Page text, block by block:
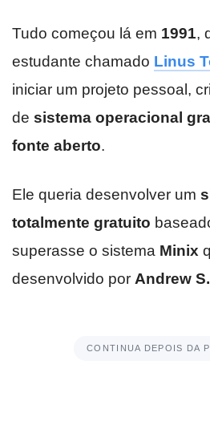
Tudo começou lá em 1991,
estudante chamado Linus
iniciar um projeto pessoal,
de sistema operacional
fonte aberto.
Ele queria desenvolver um
totalmente gratuito
superasse o sistema Minix
desenvolvido por Andrew
CONTINUA DEPOIS DA